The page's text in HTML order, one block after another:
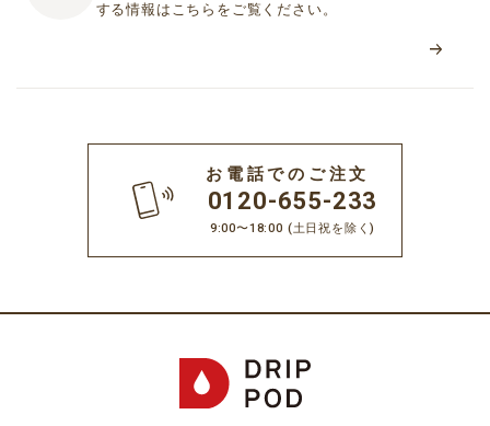
する情報はこちらをご覧ください。
お電話でのご注文
0120-655-233
9:00〜18:00 (土日祝を除く)